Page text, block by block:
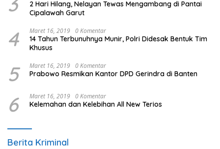
2 Hari Hilang, Nelayan Tewas Mengambang di Pantai
Cipalawah Garut
4 Maret 16, 2019 0 Komentar
14 Tahun Terbunuhnya Munir, Polri Didesak Bentuk Tim
Khusus
5 Maret 16, 2019 0 Komentar
Prabowo Resmikan Kantor DPD Gerindra di Banten
6 Maret 16, 2019 0 Komentar
Kelemahan dan Kelebihan All New Terios
Berita Kriminal